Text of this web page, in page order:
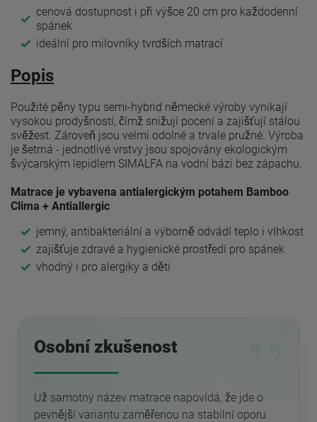
cenová dostupnost i při výšce 20 cm pro každodenní
spánek
ideální pro milovníky tvrdších matrací
Popis
Použité pěny typu semi-hybrid německé výroby vynikají
vysokou prodyšností, čímž snižují pocení a zajišťují stálou
svěžest. Zároveň jsou velmi odolné a trvale pružné. Výroba
je šetrná - jednotlivé vrstvy jsou spojovány ekologickým
švýcarským lepidlem SIMALFA na vodní bázi bez zápachu.
Matrace je vybavena antialergickým potahem Bamboo
Clima + Antiallergic
jemný, antibakteriální a výborně odvádí teplo i vlhkost
zajišťuje zdravé a hygienické prostředí pro spánek
vhodný i pro alergiky a děti
Osobní zkušenost
Už samotný název matrace napovídá, že jde o
pevnější variantu zaměřenou na stabilní oporu